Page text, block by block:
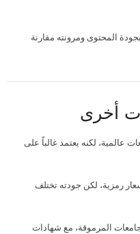
المحتوى ومرونته مقارنة
لكنه يعتمد غالباً على
رمزية، لكن جودته تختلف
المرموقة، مع شهادات